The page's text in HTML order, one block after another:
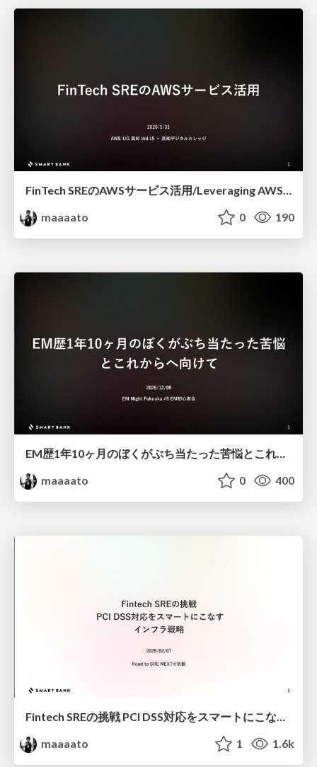
maaaato
0 190
EM歴1年10ヶ月のぼくがぶち当たった苦悩とこれからへ向けて
maaaato
0 400
Fintech SREの挑戦 PCI DSS対応をスマートにこなすインフラ戦略/Fintech SRE’s Challenge: Smart Infrastructure Strategies for PCI DSS Compliance
maaaato
1 1.6k